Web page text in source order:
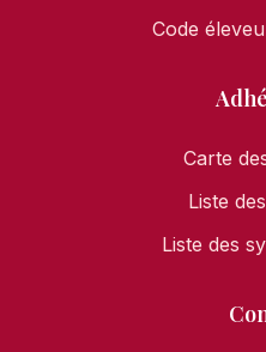
Code
Carte
Liste
Liste des